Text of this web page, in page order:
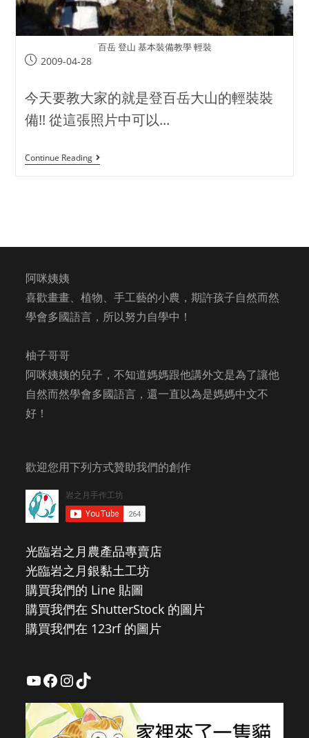
百岳 登山 基本裝備教學 輕裝
2009-04-28
今天要教大家的就是登百岳大山的輕裝裝
備!! 從這張照片中可以...
Continue Reading
阿咪姨姨
喜歡畫畫、植物、手工藝的小農，期許孩子自然而然
學會多國語言，所以努力自學中！
柚子哥哥
阿咪姨姨的兒子，不知道媽媽跟他講外文是為了讓他
自然而然學會多國語言，還一直以為是媽媽中文不
好！
歡迎您用下列方式贊助我們的創作
光臨岩之月農產品專賣店
光臨岩之月銀黏土工坊
購買我們的 Line 貼圖
購買我們在 ShutterStock 的圖片
購買我們在 123rf 的圖片